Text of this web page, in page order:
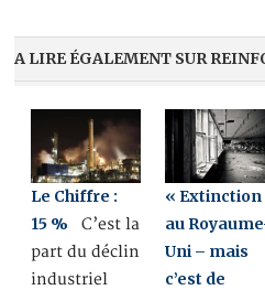
A LIRE ÉGALEMENT SUR
Le Chiffre :
15 % C’est la
part du déclin
industriel
« Extinction
au
Uni – mais
c’est de